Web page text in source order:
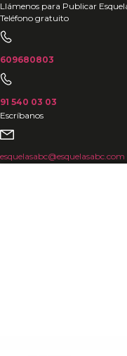
Ir
al
contenido
Llámenos para Publicar
Teléfono gratuito
609680803
91 540 03 03
Escríbanos
esquelasabc@esquelasabc.com